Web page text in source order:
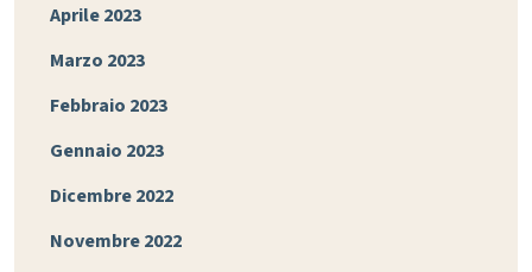
Aprile 2023
Marzo 2023
Febbraio 2023
Gennaio 2023
Dicembre 2022
Novembre 2022